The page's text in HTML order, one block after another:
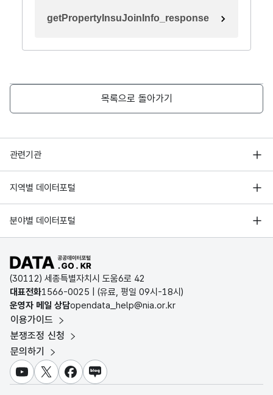
getPropertyInsuJoinInfo_response
목록으로 돌아가기
관련기관
행정안전부
한국지능정보사회진흥원
국가정보자원관리원
지역별 데이터포털
서울 열린데이터광장
경기데이터드림
D-데이터허브
인천데이터포털
울산광역시 데이터포털
전남광주통합특별시 빅데이터 플랫폼
대전광역시 데이터포털
세종특별자치시 데이터포털
충청북도 데이터허브
분야별 데이터포털
기상자료개방포털
국토교통부 공간정보오픈플랫폼
환경부 환경데이터포털
문화데이터광장
농림축산식품 공공데이터포털
보건의료빅데이터개방시스템
식품의약품안전처 데이터포털
교육통계서비스
공공데이터포털 바로가기
(30112) 세종특별자치시 도움6로 42
대표전화1566-0025 | (유료, 평일 09시-18시)
운영자 메일 상담opendata_help@nia.or.kr
이용가이드
분쟁조정 신청
문의하기
유튜브X 페이스북
블로그